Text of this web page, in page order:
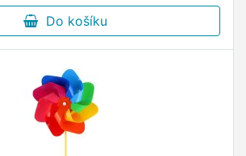
Do košíku